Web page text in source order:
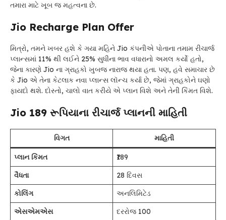
તમારા માટે ખૂબ જ મહત્વના છે.
Jio Recharge Plan Offer
મિત્રો, તમને ખબર હશે કે ગયા મહિને Jio કંપનીએ પોતાના તમામ રીચાર્જ
પ્લાન્સમાં 11% થી લઈને 25% સુધીના ભાવ વધારાનો અમલ કર્યો હતો,
જેના કારણે Jio ના ગ્રાહકો ખુબજ નારાજ થયા હતા. પણ, હવે સમાચાર છે
કે Jio એ તેના કેટલાક નવા પ્લાન્સ લૉન્ચ કર્યા છે, જેમાં ગ્રાહકોને ઘણો
ફાયદો થશે. દોસ્તો, ચાલો વાત કરીયે એ પ્લાન વિશે અને તેની કિંમત વિશે.
Jio 189 રૂપિયાના રીચાર્જ પ્લાનની માહિતી
વિગત માહિતી
પ્લાન કિંમત
₹189
વૈધતા
28 દિવસ
કોલિંગ
અનલિમિટેડ
એસએમએસ
દરરોજ 100